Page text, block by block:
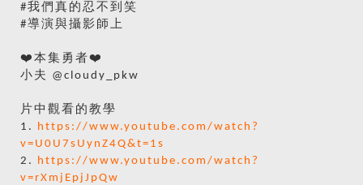
#我們真的忍不到笑
#導演與攝影師上
❤️本集勇者❤️
小夫 @cloudy_pkw
片中觀看的教學
1. https://www.youtube.com/watch?
v=U0U7sUynZ4Q&t=1s
2. https://www.youtube.com/watch?
v=rXmjEpjJpQw